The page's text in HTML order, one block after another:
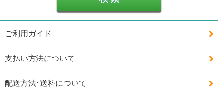
ご利用ガイド
支払い方法について
配送方法･送料について